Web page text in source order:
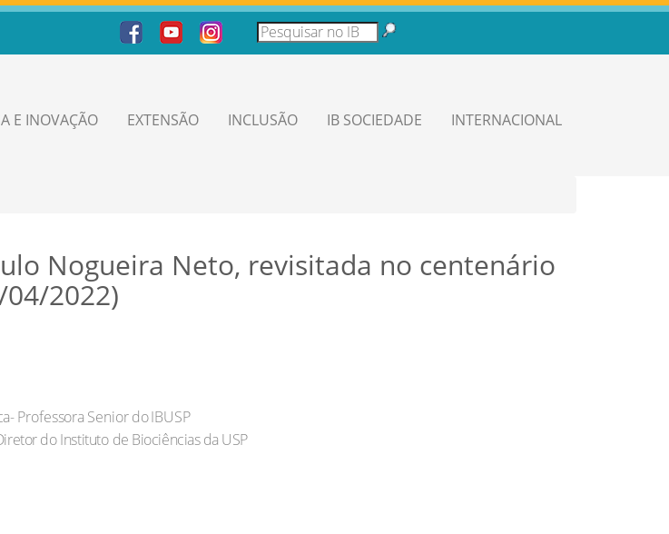
E INOVAÇÃO EXTENSÃO INCLUSÃO IB SOCIEDADE INTERNACIONAL
Nogueira Neto, revisitada no centenário
2022)
Professora Senior doIBUSP
doInstituto de Biociênciasda USP